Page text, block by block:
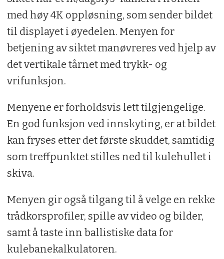
med høy 4K oppløsning, som sender bildet
til displayet i øyedelen. Menyen for
betjening av siktet manøvreres ved hjelp av
det vertikale tårnet med trykk- og
vrifunksjon.
Menyene er forholdsvis lett tilgjengelige.
En god funksjon ved innskyting, er at bildet
kan fryses etter det første skuddet, samtidig
som treffpunktet stilles ned til kulehullet i
skiva.
Menyen gir også tilgang til å velge en rekke
trådkorsprofiler, spille av video og bilder,
samt å taste inn ballistiske data for
kulebanekalkulatoren.